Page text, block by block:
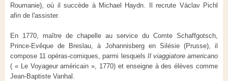
Roumanie), où il succède à Michael Haydn. Il recrute Václav Pichl
afin de l'assister.
En 1770, maître de chapelle au service du Comte Schaffgotsch,
Prince-Evêque de Breslau, à Johannisberg en Silésie (Prusse), il
compose 11 opéras-comiques, parmi lesquels Il viaggiatore americano
( « Le Voyageur américain », 1770) et enseigne à des élèves comme
Jean-Baptiste Vanhal.